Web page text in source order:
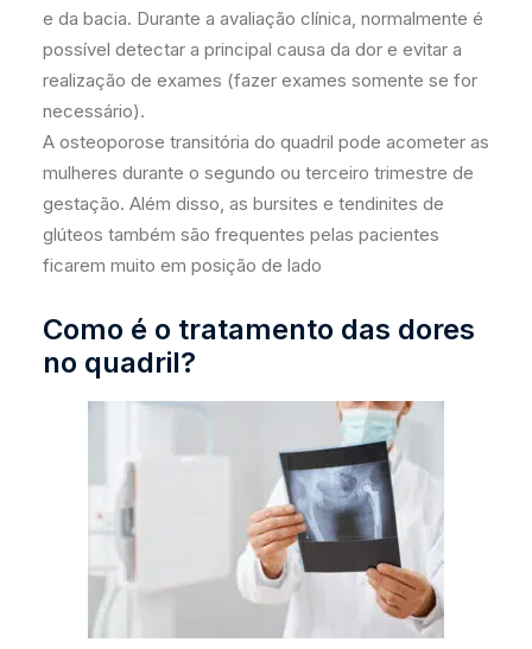
e da bacia. Durante a avaliação clínica, normalmente é
possível detectar a principal causa da dor e evitar a
realização de exames (fazer exames somente se for
necessário).
A osteoporose transitória do quadril pode acometer as
mulheres durante o segundo ou terceiro trimestre de
gestação. Além disso, as bursites e tendinites de
glúteos também são frequentes pelas pacientes
ficarem muito em posição de lado
Como é o tratamento das dores
no quadril?